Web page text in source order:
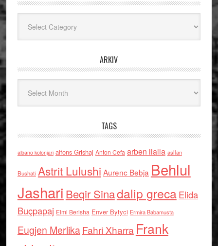
ARKIV
TAGS
albano kolonjari alfons Grishaj Anton Cefa arben llalla asllan
Bushati Astrit Lulushi Aurenc Bebja Behlul
Jashari Beqir Sinadalip grecaElida
Buçpapaj Elmi Berisha Enver Bytyci Ermira Babamusta
Eugjen MerlikaFahri Xharra Frank